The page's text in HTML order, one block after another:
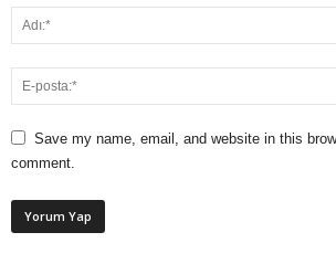
Save my name, email, and website in this
comment.